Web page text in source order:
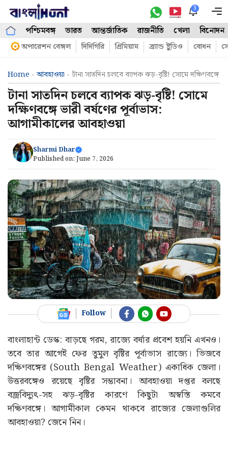
Skip
content
3
পশ্চিমবঙ্গ ভারত আন্তর্জাতিক রাজনীতি খেলা বিনোদন
অপারেশন বেঙ্গল দিদিগিরি প্রিমিয়াম ব্র্যান্ড ষ্টুডিও বোধন
Home -আবহাওয়া - টানা সাতদিন চলবে ব্যাপক ঝড়-বৃষ্টি! সোমে দক্ষিণবঙ্গে
টানা সাতদিন চলবে ব্যাপক ঝড়-বৃষ্টি! সোমে
দক্ষিণবঙ্গে ভারী বর্ষণের পূর্বাভাস:
আগামীকালের আবহাওয়া
Sharmi Dhar
Published on: June 7, 2026
Follow
বাংলাহান্ট ডেস্ক: বাড়ছে গরম, রাজ্যে বর্ষার প্রবেশ হয়নি এখনও।
তবে তার আগেই ফের তুমুল বৃষ্টির পূর্বাভাস রাজ্যে। ভিজবে
দক্ষিণবঙ্গের (South Bengal Weather) একাধিক জেলা।
উত্তরবঙ্গেও রয়েছে বৃষ্টির সম্ভাবনা। আবহাওয়া দপ্তর বলছে
বজ্রবিদ্যুৎ-সহ ঝড়-বৃষ্টির কারণে কিছুটা অস্বস্তি কমবে
দক্ষিণবঙ্গে। আগামীকাল কেমন থাকবে রাজ্যের জেলাগুলির
আবহাওয়া? জেনে নিন।